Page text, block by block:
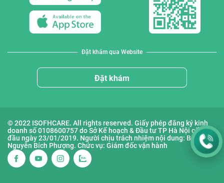
Đặt khám qua Website
Đặt khám
© 2022 ISOFHCARE. All rights reserved. Giấy phép đăng ký kinh
doanh số 0108600757 do Sở Kế hoạch & Đầu tư TP Hà Nội cấp lần
đầu ngày 23/01/2019. Người chịu trách nhiệm nội dung: Bà
Nguyễn Bích Phượng. Chức vụ: Giám đốc vận hành